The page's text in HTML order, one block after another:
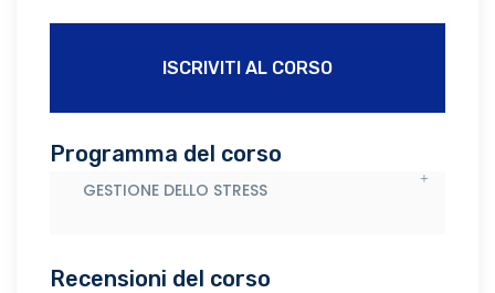
ISCRIVITI AL CORSO
Programma del corso
GESTIONE DELLO STRESS
Recensioni del corso